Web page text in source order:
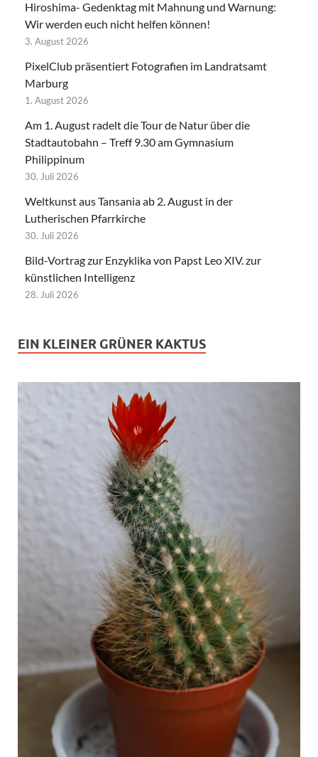
Hiroshima- Gedenktag mit Mahnung und Warnung:
Wir werden euch nicht helfen können!
3. August 2026
PixelClub präsentiert Fotografien im Landratsamt
Marburg
1. August 2026
Am 1. August radelt die Tour de Natur über die
Stadtautobahn – Treff 9.30 am Gymnasium
Philippinum
30. Juli 2026
Weltkunst aus Tansania ab 2. August in der
Lutherischen Pfarrkirche
30. Juli 2026
Bild-Vortrag zur Enzyklika von Papst Leo XIV. zur
künstlichen Intelligenz
28. Juli 2026
EIN KLEINER GRÜNER KAKTUS